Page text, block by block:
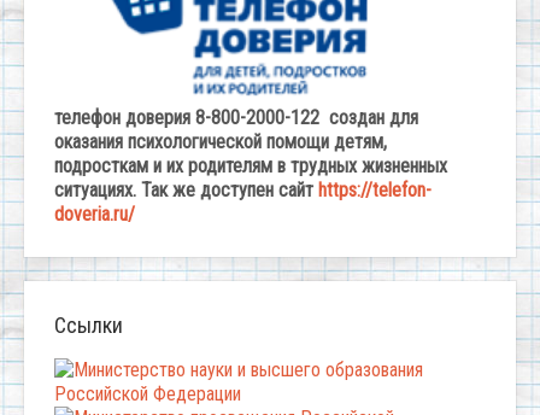
телефон доверия 8-800-2000-122 создан для
оказания психологической помощи детям,
подросткам и их родителям в трудных жизненных
ситуациях. Так же доступен сайт https://telefon-
doveria.ru/
Ссылки